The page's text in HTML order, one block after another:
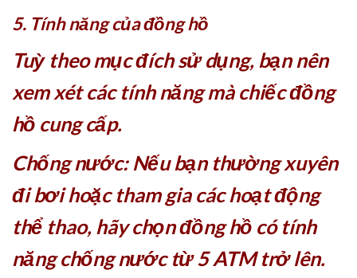
5. Tính năng của đồng hồ
Tuỳ theo mục đích sử dụng, bạn nên
xem xét các tính năng mà chiếc đồng
hồ cung cấp.
Chống nước: Nếu bạn thường xuyên
đi bơi hoặc tham gia các hoạt động
thể thao, hãy chọn đồng hồ có tính
năng chống nước từ 5 ATM trở lên.